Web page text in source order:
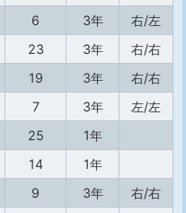
6 3年
右/左
23 3年
右/右
19 3年
右/右
7 3年
左/左
25
1年
14
1年
9 3年
右/右